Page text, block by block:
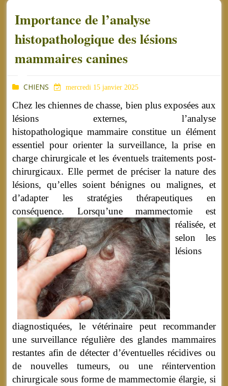
Importance de l’analyse
histopathologique des lésions
mammaires canines
CHIENS mercredi 15 janvier 2025
Chez les chiennes de chasse, bien plus exposées aux
lésions externes, l’analyse
histopathologique mammaire constitue un élément
essentiel pour orienter la surveillance, la prise en
charge chirurgicale et les éventuels traitements post-
chirurgicaux. Elle permet de préciser la nature des
lésions, qu’elles soient bénignes ou malignes, et
d’adapter les stratégies thérapeutiques en
conséquence. Lorsqu’une mammectomie est
réalisée, et
selon les
lésions
diagnostiquées, le vétérinaire peut recommander
une surveillance régulière des glandes mammaires
restantes afin de détecter d’éventuelles récidives ou
de nouvelles tumeurs, ou une réintervention
chirurgicale sous forme de mammectomie élargie, si